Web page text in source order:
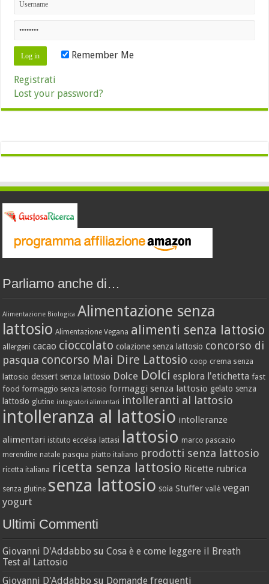
Remember Me
Registrati
Lost your password?
Parliamo anche di…
Alimentazione Biologica Alimentazione senza
lattosio Alimentazione Vegana alimenti senza lattosio
allergeni cacao cioccolato colazione senza lattosio concorso di
pasqua concorso Mai Dire Lattosio coop crema senza
lattosio dessert senza lattosio Dolce Dolci esplora l'etichetta fast
food formaggio senza lattosio formaggi senza lattosio gelato senza
lattosio glutine integratori alimentari intolleranti al lattosio
intolleranza al lattosio intolleranze
alimentari istituto eccelsa lattasi lattosio marco pascazio
merendine natale pasqua piatto italiano prodotti senza lattosio
ricetta italiana ricetta senza lattosio Ricette rubrica
senza glutine senza lattosio soia Stuffer vallè vegan
yogurt
Ultimi Commenti
Giovanni D'Addabbo suCosa è e come leggere il Breath
Test al Lattosio
Giovanni D'Addabbo su Domande frequenti